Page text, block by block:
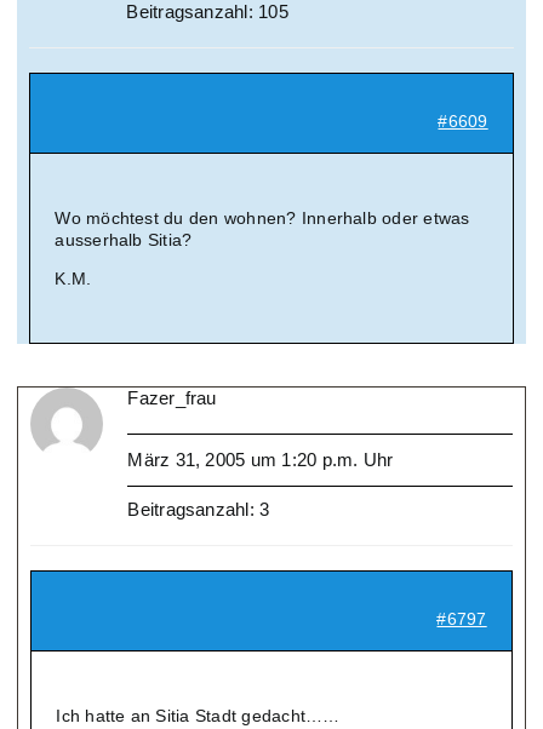
Beitragsanzahl: 105
#6609
Wo möchtest du den wohnen? Innerhalb oder etwas
ausserhalb Sitia?
K.M.
Fazer_frau
März 31, 2005 um 1:20 p.m. Uhr
Beitragsanzahl: 3
#6797
Ich hatte an Sitia Stadt gedacht……